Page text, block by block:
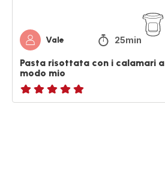
Vale 25min
Pasta risottata con i calamari a
modo mio
ratings.NaN